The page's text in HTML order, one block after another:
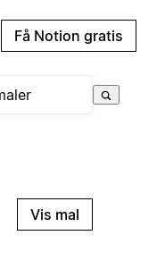
Få Notion gratis
Vis mal